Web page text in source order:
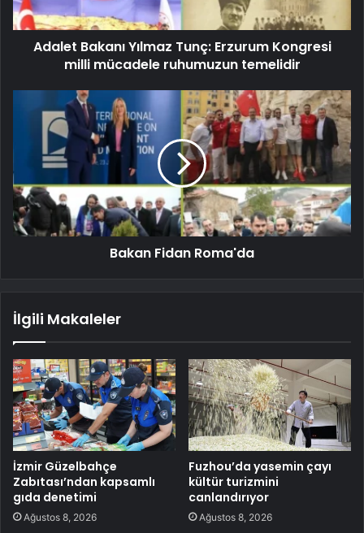
Adalet Bakanı Yılmaz Tunç: Erzurum Kongresi
milli mücadele ruhumuzun temelidir
Bakan Fidan Roma'da
İlgili Makaleler
İzmir Güzelbahçe
Zabıtası’ndan kapsamlı
gıda denetimi
Ağustos 8, 2026
Fuzhou’da yasemin çayı
kültür turizmini
canlandırıyor
Ağustos 8, 2026